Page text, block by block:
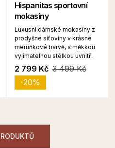
Hispanitas sportovní
mokasíny
Luxusní dámské mokasíny z
prodyšné síťoviny v krásné
meruňkové barvě, s měkkou
vyjímatelnou stélkou uvnitř.
2 799 Kč 3 499 Kč
-20%